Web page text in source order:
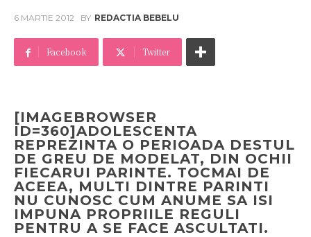
6 MARTIE 2012 BY REDACTIA BEBELU
Facebook Twitter
[IMAGEBROWSER
ID=360]ADOLESCENTA
REPREZINTA O PERIOADA DESTUL
DE GREU DE MODELAT, DIN OCHII
FIECARUI PARINTE. TOCMAI DE
ACEEA, MULTI DINTRE PARINTI
NU CUNOSC CUM ANUME SA ISI
IMPUNA PROPRIILE REGULI
PENTRU A SE FACE ASCULTATI.